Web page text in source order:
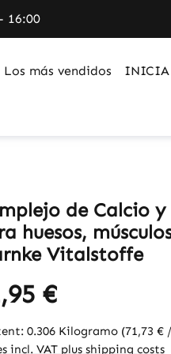
16:00
Los más vendidos INICIA
de Calcio y
huesos,
Vitalstoffe
€
0.306 Kilogramo (71,73 €
incl. VAT plus shipping costs